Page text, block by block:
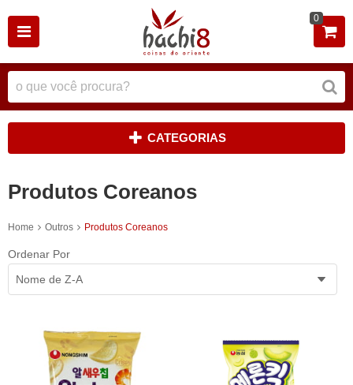
0
CATEGORIAS
Produtos Coreanos
Home Outros Produtos Coreanos
Ordenar Por
Nome de Z-A